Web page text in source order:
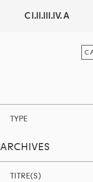
C I.II.III.IV. A
TYPE
ARCHIVES
TITRE(S)